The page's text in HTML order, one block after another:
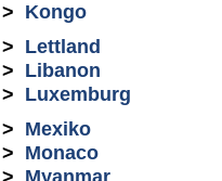
> Kongo
> Lettland
> Libanon
> Luxemburg
> Mexiko
> Monaco
> Myanmar